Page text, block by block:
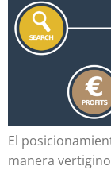
El
manera